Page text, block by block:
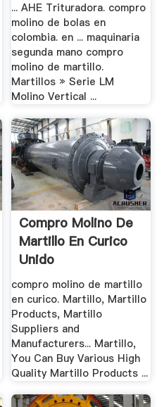
... AHE Trituradora. compro
molino de bolas en
colombia. en ... maquinaria
segunda mano compro
molino de martillo.
Martillos » Serie LM
Molino Vertical ...
Compro Molino De
Martillo En Curico
Unido
compro molino de martillo
en curico. Martillo, Martillo
Products, Martillo
Suppliers and
Manufacturers... Martillo,
You Can Buy Various High
Quality Martillo Products ...